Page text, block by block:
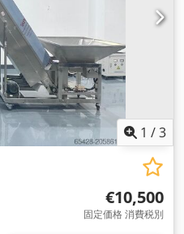
1 /3
€10,500
固定価格 消費税別